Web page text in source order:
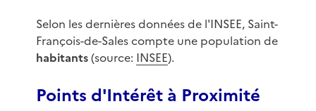
Selon les dernières données de l'INSEE, Saint-
François-de-Sales compte une population de
habitants(source: INSEE).
Points d'Intérêt à Proximité